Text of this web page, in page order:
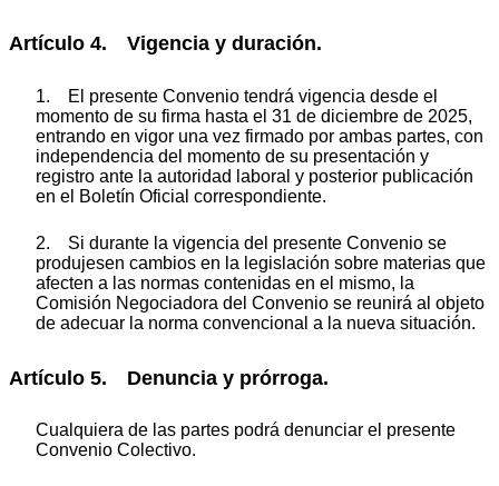
Artículo 4. Vigencia y duración.
1. El presente Convenio tendrá vigencia desde el
momento de su firma hasta el 31 de diciembre de 2025,
entrando en vigor una vez firmado por ambas partes, con
independencia del momento de su presentación y
registro ante la autoridad laboral y posterior publicación
en el Boletín Oficial correspondiente.
2. Si durante la vigencia del presente Convenio se
produjesen cambios en la legislación sobre materias que
afecten a las normas contenidas en el mismo, la
Comisión Negociadora del Convenio se reunirá al objeto
de adecuar la norma convencional a la nueva situación.
Artículo 5. Denuncia y prórroga.
Cualquiera de las partes podrá denunciar el presente
Convenio Colectivo.